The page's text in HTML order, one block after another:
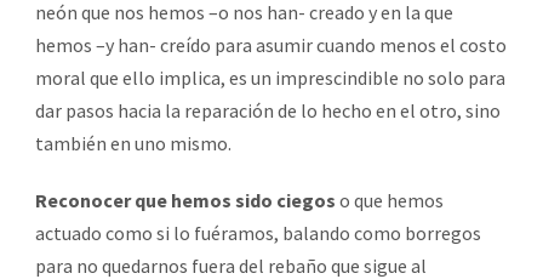
neón que nos hemos –o nos han- creado y en la que
hemos –y han- creído para asumir cuando menos el costo
moral que ello implica, es un imprescindible no solo para
dar pasos hacia la reparación de lo hecho en el otro, sino
también en uno mismo.
Reconocer que hemos sido ciegos o que hemos
actuado como si lo fuéramos, balando como borregos
para no quedarnos fuera del rebaño que sigue al